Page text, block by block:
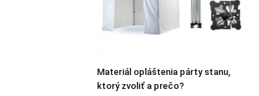
Materiál opláštenia párty stanu,
ktorý zvoliť a prečo?